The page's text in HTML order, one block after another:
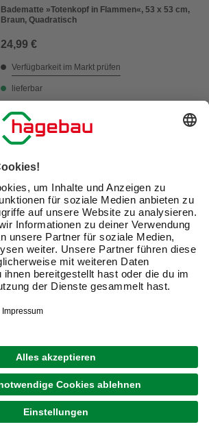
Badematte »Totenkopf in Flammen«, 53 x 53 cm,
Braun, Quadratisch
24,99 €
Verfügbarkeit im Markt prüfen
lieferbar
GRATIS VERSAND
SANILO
Quadratisch
24,99 €
Verfügbarkeit im Markt prüfen
lieferbar
Zustellung 19.08. - 21.08.
GRATIS VERSAND
Badematte »Dahlien«, 53 x 53 cm, Blau,
Quadratisch
24,99 €
Verfügbarkeit im Markt prüfen